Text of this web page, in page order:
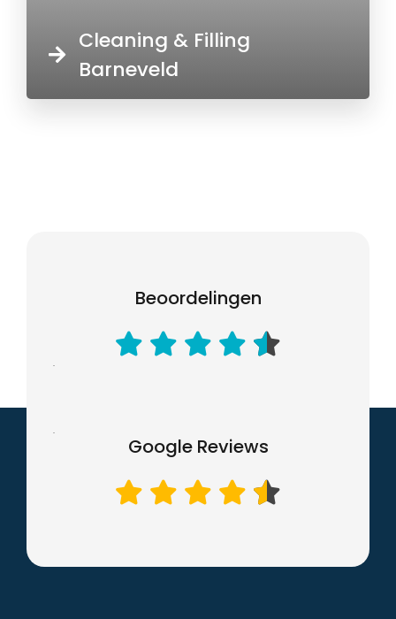
Cleaning & Filling
Barneveld
Beoordelingen
Google Reviews